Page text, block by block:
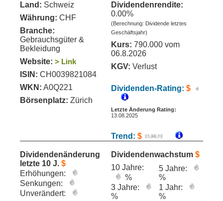
Land: Schweiz
Währung: CHF
Branche:
Gebrauchsgüter &
Bekleidung
Website: > Link
ISIN: CH0039821084
WKN: A0Q221
Börsenplatz: Zürich
Dividendenrendite:
0.00%
(Berechnung: Dividende letztes
Geschäftsjahr)
Kurs: 790.000 vom
06.8.2026
KGV: Verlust
Dividenden-Rating: $
Letzte Änderung Rating:
13.08.2025
Trend: $
Dividendenänderung
letzte 10 J. $
Erhöhungen:
Senkungen:
Unverändert:
Dividendenwachstum $
10 Jahre:
%
5 Jahre:
%
3 Jahre:
%
1 Jahr:
%